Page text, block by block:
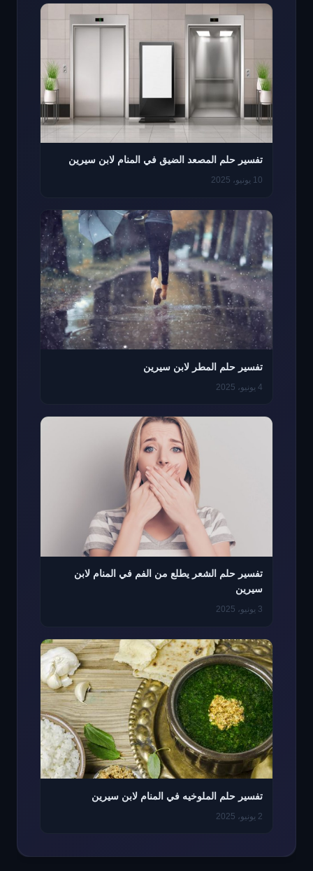
تفسير حلم المصعد الضيق في المنام لابن سيرين
10 يونيو، 2025
تفسير حلم المطر لابن سيرين
4 يونيو، 2025
تفسير حلم الشعر يطلع من الفم في المنام لابن
سيرين
3 يونيو، 2025
تفسير حلم الملوخيه في المنام لابن سيرين
2 يونيو، 2025